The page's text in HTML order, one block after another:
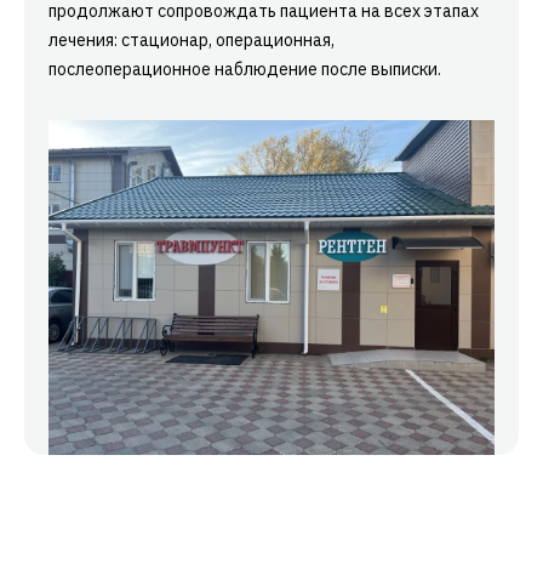
продолжают сопровождать пациента на всех этапах
лечения: стационар, операционная,
послеоперационное наблюдение после выписки.